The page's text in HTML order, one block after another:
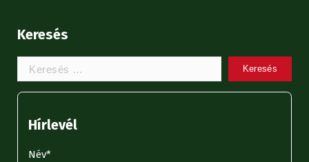
Keresés
Keresem:
Hírlevél
Név*